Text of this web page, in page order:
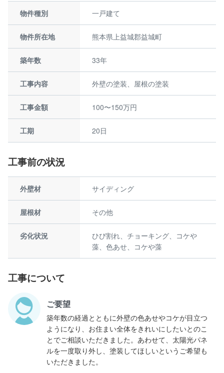
物件種別 一戸建て
物件所在地 熊本県上益城郡益城町
築年数 33年
工事内容 外壁の塗装、屋根の塗装
工事金額 100〜150万円
工期 20日
工事前の状況
外壁材 サイディング
屋根材 その他
劣化状況
ひび割れ、チョーキング、コケや
藻、色あせ、コケや藻
工事について
ご要望
築年数の経過とともに外壁の色あせやコケが目立つ
ようになり、お住まい全体をきれいにしたいとのこ
とでご相談いただきました。あわせて、太陽光パネ
ルを一度取り外し、塗装してほしいというご希望も
いただきました。